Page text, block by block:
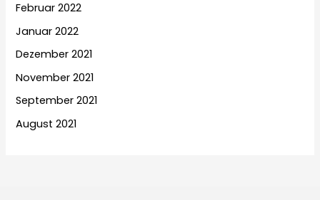
Februar 2022
Januar 2022
Dezember 2021
November 2021
September 2021
August 2021